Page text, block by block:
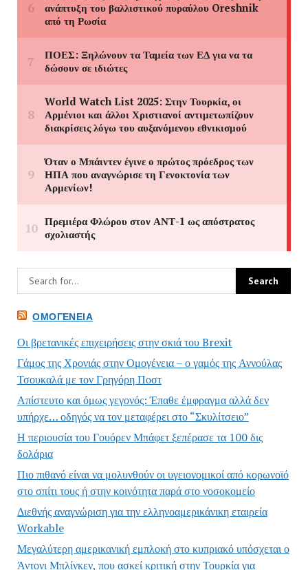
ΟΜΟΓΈΝΕΙΑ
Οι βρετανικές επιχειρήσεις στην σκιά του Brexit
Γάμος της Χρονιάς στην Ομογένεια – ο γαμός της Αννούλας
Τσουκαλά με τον Γρηγόρη Ποστ
Απίστευτο και όμως γεγονός: Έπαθε έμφραγμα αλλά δεν
υπήρχε… οδηγός να τον μεταφέρει στο “Σκυλίτσειο”
Η περιουσία του Γουόρεν Μπάφετ ξεπέρασε τα 100 δις
δολάρια
Πιο πιθανό είναι να μολυνθούν οι υγειονομικοί από κορωνοϊό
στο σπίτι τους ή στην κοινότητα παρά στο νοσοκομείο
Διεθνής αναγνώριση για την ελληνοαμερικάνικη εταιρεία
Workable
Μεγαλύτερη αμερικανική εμπλοκή στο κυπριακό υπόσχεται ο
Άντονι Μπλίνκεν, που ασκεί κριτική στην Τουρκία για